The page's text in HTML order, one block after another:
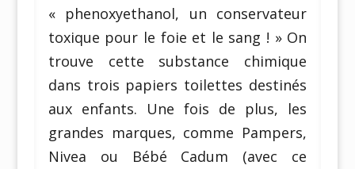
« phenoxyethanol, un conservateur
toxique pour le foie et le sang ! » On
trouve cette substance chimique
dans trois papiers toilettes destinés
aux enfants. Une fois de plus, les
grandes marques, comme Pampers,
Nivea ou Bébé Cadum (avec ce